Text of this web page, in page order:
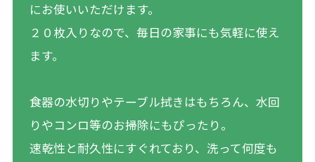
にお使いいただけます。
２０枚入りなので、毎日の家事にも気軽に使え
ます。
食器の水切りやテーブル拭きはもちろん、水回
りやコンロ等のお掃除にもぴったり。
速乾性と耐久性にすぐれており、洗って何度も